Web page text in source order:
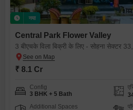
नया
Central Park Flower Valley
3 बीएचके विला बिक्री के लिए - सोहना सेक्टर
₹ 8.1 Cr
Config
3 BHK + 5 Bath
Additional Spaces